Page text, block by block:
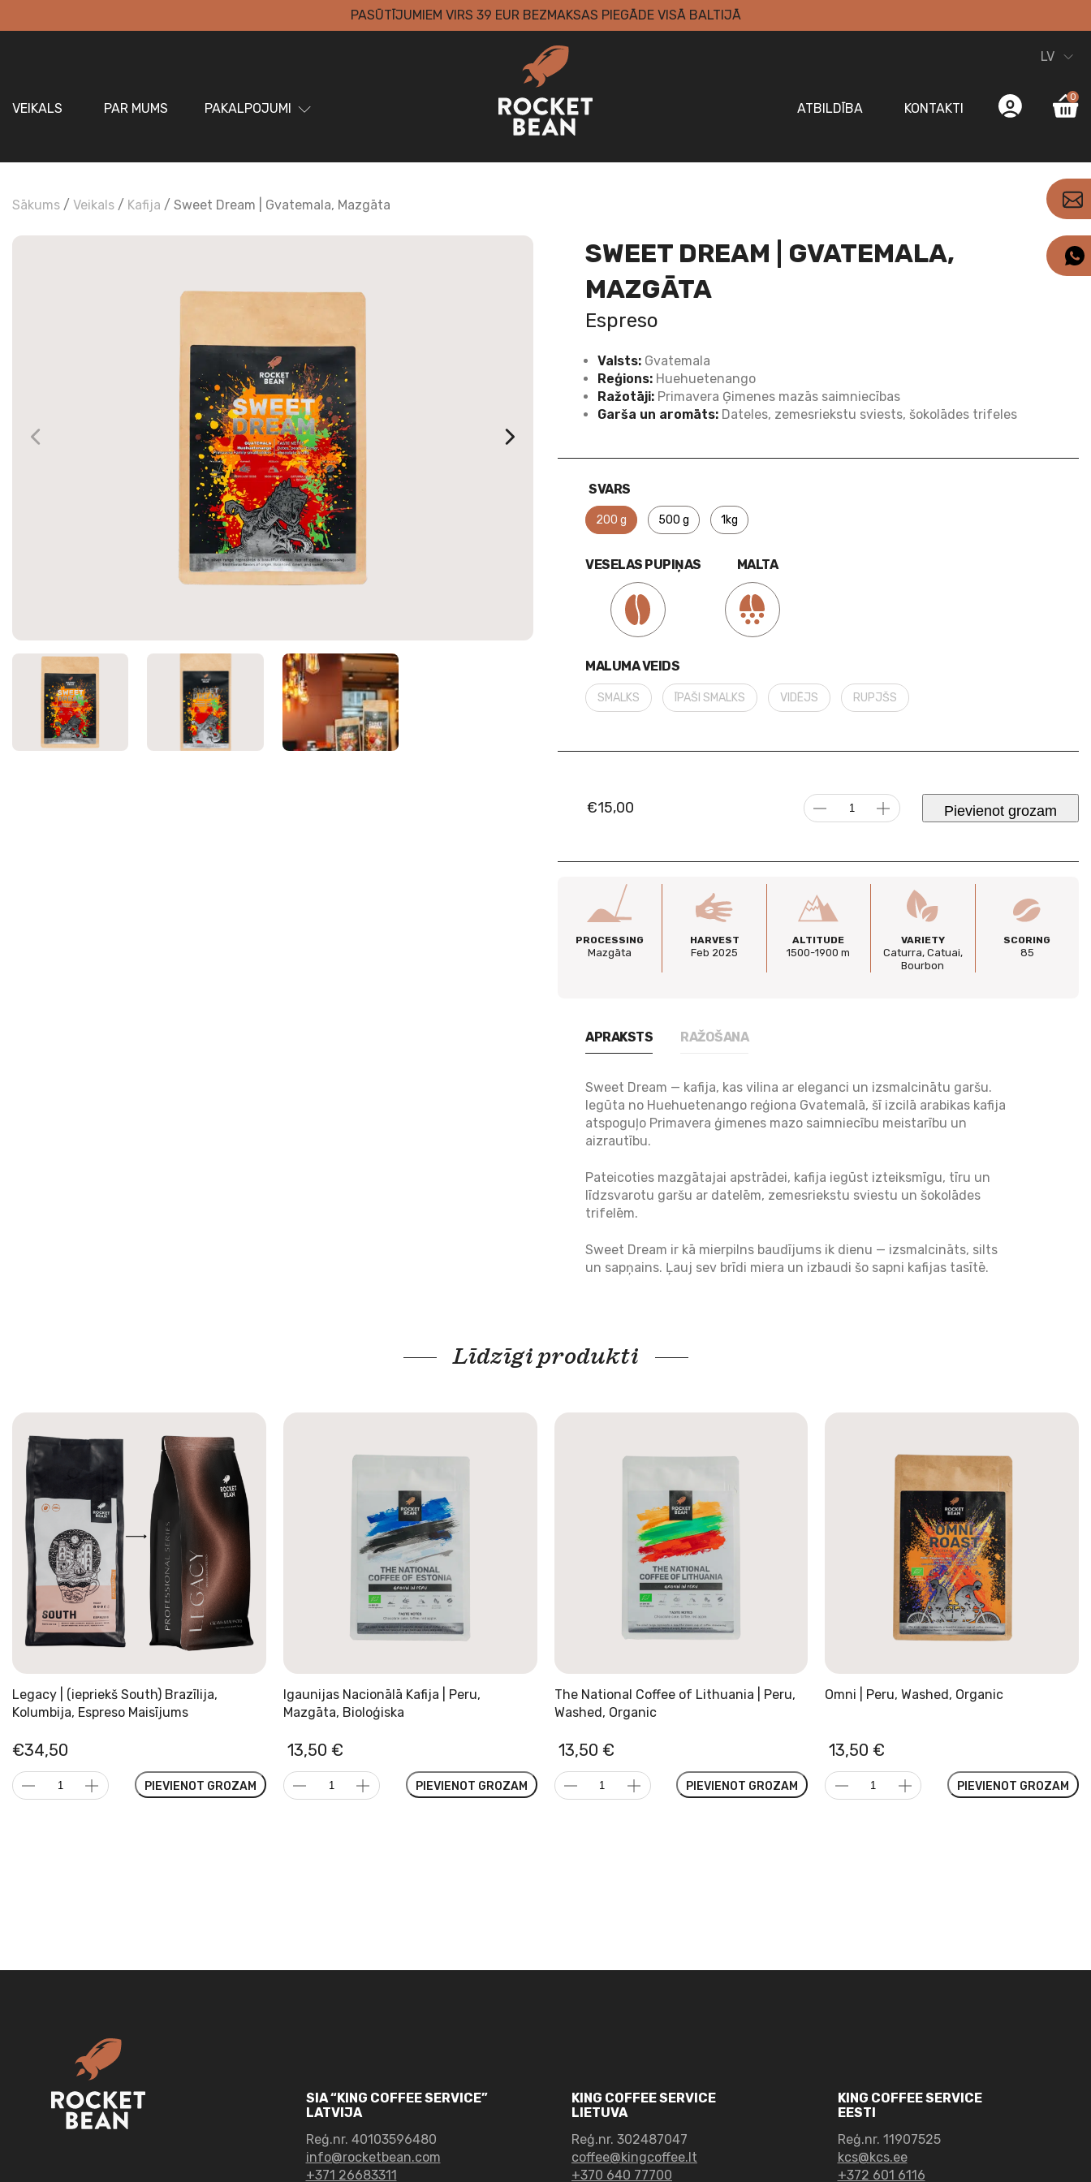
PASŪTĪJUMIEM VIRS 39 EUR BEZMAKSAS PIEGĀDE VISĀ BALTIJĀ
VEIKALS PAR MUMS PAKALPOJUMI ATBILDĪBA KONTAKTI
0
LV
Sākums / Veikals / Kafija / Sweet Dream | Gvatemala, Mazgāta
SWEET DREAM | GVATEMALA,
MAZGĀTA
Espreso
Valsts: Gvatemala
Reģions: Huehuetenango
Ražotāji: Primavera Ģimenes mazās saimniecības
Garša un aromāts: Dateles, zemesriekstu sviests, šokolādes trifeles
SVARS
200 g 500 g 1kg
VESELAS PUPIŅAS MALTA
MALUMA VEIDS
SMALKS ĪPAŠI SMALKS VIDĒJS RUPJŠS
15,00
€
Sweet
Dream
Gvatemala,
daudzums
Pievienot grozam
PROCESSING
Mazgāta
HARVEST
Feb 2025
ALTITUDE
1500-1900 m
VARIETY
Caturra, Catuai,
Bourbon
SCORING
85
APRAKSTS RAŽOŠANA
Sweet Dream — kafija, kas vilina ar eleganci un izsmalcinātu garšu.
Iegūta no Huehuetenango reģiona Gvatemalā, šī izcilā arabikas kafija
atspoguļo Primavera ģimenes mazo saimniecību meistarību un
aizrautību.
Pateicoties mazgātajai apstrādei, kafija iegūst izteiksmīgu, tīru un
līdzsvarotu garšu ar datelēm, zemesriekstu sviestu un šokolādes
trifelēm.
Sweet Dream ir kā mierpilns baudījums ik dienu — izsmalcināts, silts
un sapņains. Ļauj sev brīdi miera un izbaudi šo sapni kafijas tasītē.
Līdzīgi produkti
Legacy | (iepriekš South) Brazīlija,
Kolumbija, Espreso Maisījums
34,50
€
Legacy
PIEVIENOT GROZAM
Igaunijas Nacionālā Kafija | Peru,
Mazgāta, Bioloģiska
13,50 €
Igaunijas
Nacionālā
PIEVIENOT GROZAM
The National Coffee of Lithuania | Peru,
Washed, Organic
13,50 €
The
National
PIEVIENOT GROZAM
Omni | Peru, Washed, Organic
13,50 €
Omni
PIEVIENOT GROZAM
SIA “KING COFFEE SERVICE”
LATVIJA
Reģ.nr. 40103596480
info@rocketbean.com
+371 26683311
KING COFFEE SERVICE
LIETUVA
Reģ.nr. 302487047
coffee@kingcoffee.lt
+370 640 77700
KING COFFEE SERVICE
EESTI
Reģ.nr. 11907525
kcs@kcs.ee
+372 601 6116